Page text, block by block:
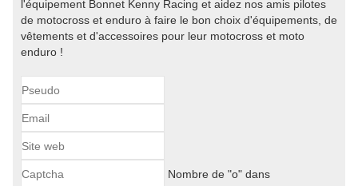
l'équipement Bonnet Kenny Racing et aidez nos amis pilotes
de motocross et enduro à faire le bon choix d'équipements, de
vêtements et d'accessoires pour leur motocross et moto
enduro !
Nombre de "o" dans